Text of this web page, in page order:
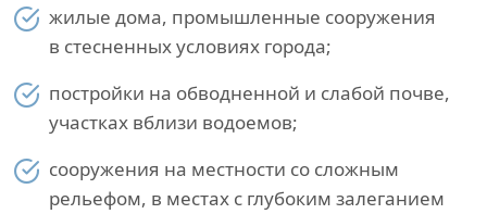
жилые дома, промышленные сооружения
в стесненных условиях города;
постройки на обводненной и слабой почве,
участках вблизи водоемов;
сооружения на местности со сложным
рельефом, в местах с глубоким залеганием